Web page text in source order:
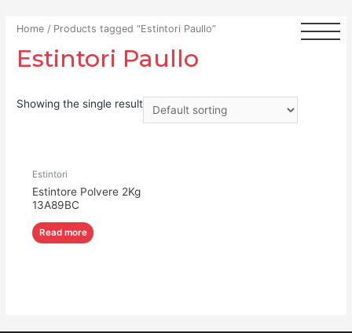
Home / Products tagged “Estintori Paullo”
Estintori Paullo
Showing the single result
Estintori
Estintore Polvere 2Kg
13A89BC
Read more